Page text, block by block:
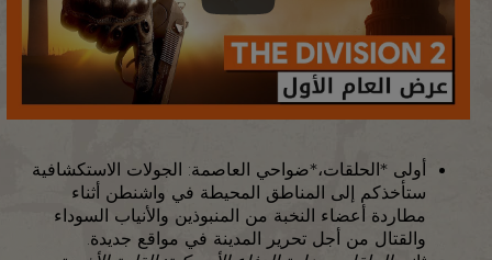
أولى *الحلقات،*ضواحي العاصمة: الجولات الاستكشافية
ستأخذكم إلى المناطق المحيطة في واشنطن أثناء
مطاردة أعضاء النخبة من المنبوذين والأنياب السوداء
والقتال من أجل تحرير المدينة في مواقع جديدة.